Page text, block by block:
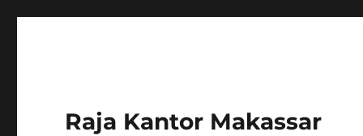
Raja Kantor Makassar